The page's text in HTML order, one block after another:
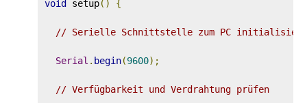
void setup() {
// Serielle Schnittstelle zum PC
Serial . begin(9600);
// Verfügbarkeit und Verdrahtung prüfen